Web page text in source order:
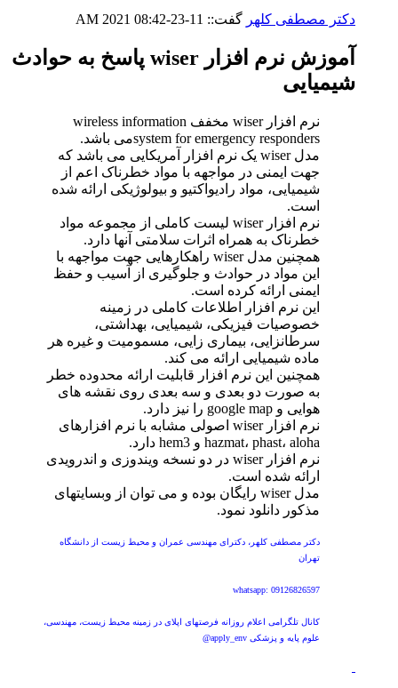
دکتر مصطفی کلهر گفت:: 11-23-2021
08:42 AM
آموزش نرم افزار wiser پاسخ به حوادث
شیمیایی
نرم افزار wiser مخفف wireless information
system for emergency respondersمی باشد.
مدل wiser یک نرم افزار آمریکایی می باشد که
جهت ایمنی در مواجهه با مواد خطرناک اعم از
شیمیایی، مواد رادیواکتیو و بیولوژیکی ارائه شده
است.
نرم افزار wiser لیست کاملی از مجموعه مواد
خطرناک به همراه اثرات سلامتی آنها دارد.
همچنین مدل wiser راهکارهایی جهت مواجهه با
این مواد در حوادث و جلوگیری از آسیب و حفظ
ایمنی ارائه کرده است.
این نرم افزار اطلاعات کاملی در زمینه
خصوصیات فیزیکی، شیمیایی، بهداشتی،
سرطانزایی، بیماری زایی، مسمومیت و غیره هر
ماده شیمیایی ارائه می کند.
همچنین این نرم افزار قابلیت ارائه محدوده خطر
به صورت دو بعدی و سه بعدی روی نقشه های
هوایی و google map را نیز دارد.
نرم افزار wiser اصولی مشابه با نرم افزارهای
hazmat، phast، aloha و hem3 دارد.
نرم افزار wiser در دو نسخه ویندوزی و اندرویدی
ارائه شده است.
مدل wiser رایگان بوده و می توان از وبسایتهای
مذکور دانلود نمود.
دکتر مصطفی کلهر، دکترای مهندسی عمران و محیط زیست از دانشگاه
تهران
whatsapp: 09126826597
کانال تلگرامی اعلام روزانه فرصتهای اپلای در زمینه محیط زیست، مهندسی،
علوم پایه و پزشکی apply_env@